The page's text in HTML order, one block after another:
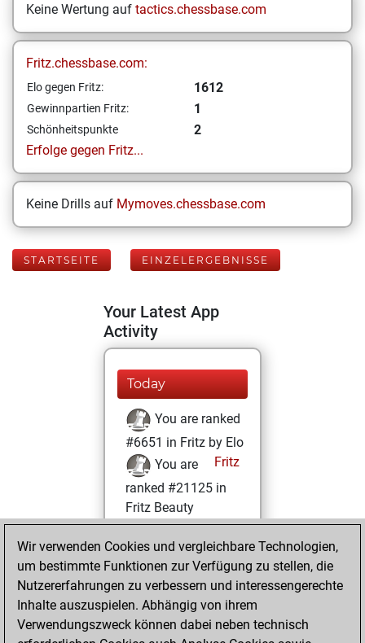
Keine Wertung auf tactics.chessbase.com
Fritz.chessbase.com:
Elo gegen Fritz: 1612
Gewinnpartien Fritz: 1
Schönheitspunkte
2
Erfolge gegen Fritz...
Keine Drills auf Mymoves.chessbase.com
STARTSEITE EINZELERGEBNISSE
Your Latest App
Activity
Today
You are ranked
#6651 in Fritz by Elo
Fritz
You are
ranked #21125 in
Fritz Beauty
Sonntag, März 5,
2023
You won
against Fritz
Fritz
Wir verwenden Cookies und vergleichbare Technologien,
um bestimmte Funktionen zur Verfügung zu stellen, die
Nutzererfahrungen zu verbessern und interessengerechte
Inhalte auszuspielen. Abhängig von ihrem
Verwendungszweck können dabei neben technisch